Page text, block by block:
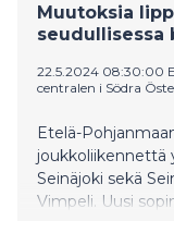
Muutoksia
seudullisessa
22.5.2024 08:30:00
centralen i Södra
Etelä-
joukkoliikennettä
Seinäjoki sekä
Vimpeli. Uusi